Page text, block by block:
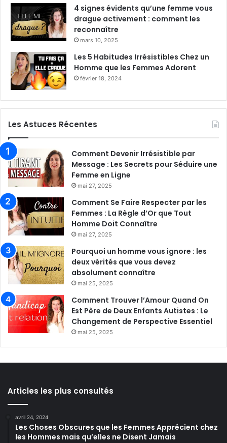
4 signes évidents qu’une femme vous
drague activement : comment les
reconnaître
mars 10, 2025
Les 5 Habitudes Irrésistibles Chez un
Homme que les Femmes Adorent
février 18, 2024
Les Astuces Récentes
Comment Devenir Irrésistible par
Message : Les Secrets pour Séduire une
Femme en Ligne
mai 27, 2025
Comment Se Faire Respecter par les
Femmes : La Règle d’Or que Tout
Homme Doit Connaître
mai 27, 2025
Pourquoi un homme vous ignore : les
deux vérités que vous devez
absolument connaître
mai 25, 2025
Comment Trouver l’Amour Quand On
Est Père de Deux Enfants Autistes : Le
Changement de Perspective Essentiel
mai 25, 2025
Articles les plus consultés
avril 24, 2024
Les Choses Obscures que les Femmes Apprécient chez
les Hommes mais qu’elles ne Disent Jamais